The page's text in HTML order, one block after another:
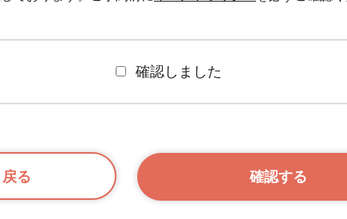
確認しました